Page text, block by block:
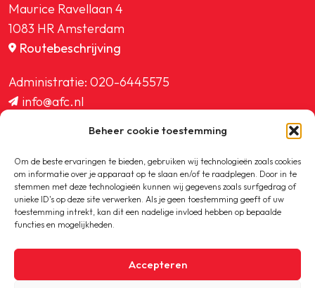
Beheer cookie toestemming
Om de beste ervaringen te bieden, gebruiken wij technologieën zoals cookies
om informatie over je apparaat op te slaan en/of te raadplegen. Door in te
stemmen met deze technologieën kunnen wij gegevens zoals surfgedrag of
unieke ID's op deze site verwerken. Als je geen toestemming geeft of uw
toestemming intrekt, kan dit een nadelige invloed hebben op bepaalde
functies en mogelijkheden.
Accepteren
Maurice Ravellaan 4
1083 HR Amsterdam
Routebeschrijving
Administratie: 020-6445575
info@afc.nl
ledenadministratie@afc.nl
Copyright © 2020-2026 AFC
Privacybeleid